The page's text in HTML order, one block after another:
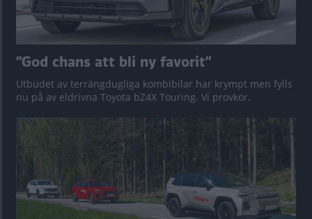
”God chans att bli ny favorit”
Utbudet av terrängdugliga kombibilar har krympt men fylls
nu på av eldrivna Toyota bZ4X Touring. Vi provkör.